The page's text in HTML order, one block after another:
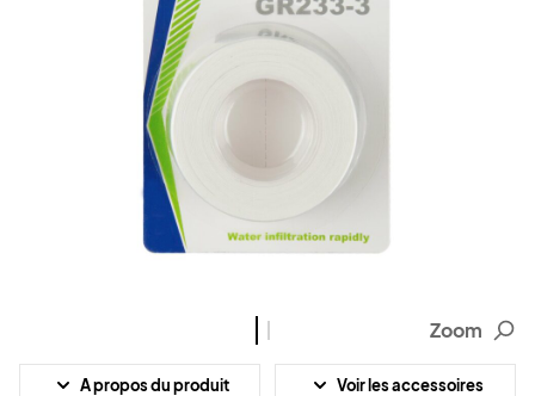
Zoom
A propos du produit Voir les accessoires